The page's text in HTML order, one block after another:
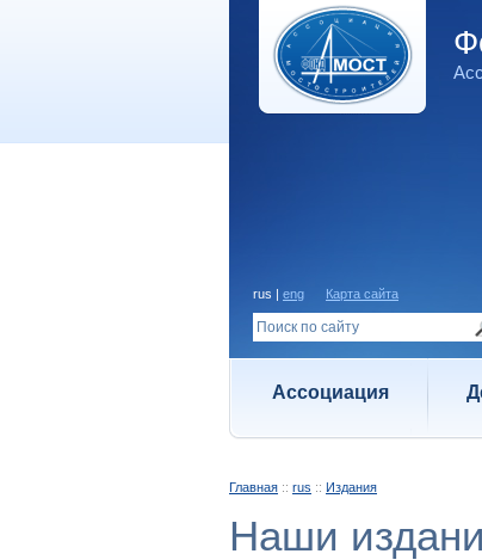
rus | eng Карта сайта
Ассоциация
Главная :: rus :: Издания
Наши